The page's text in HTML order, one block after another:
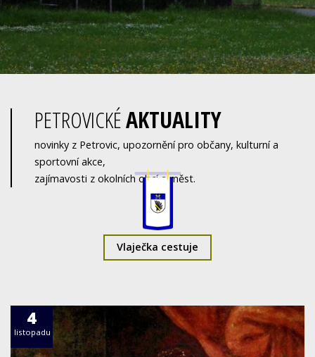
PETROVICKÉAKTUALITY
novinky z Petrovic, upozornění pro občany, kulturní a
sportovní akce,
zajímavosti z okolních obcí a měst.
Vlaječka cestuje
4
listopadu